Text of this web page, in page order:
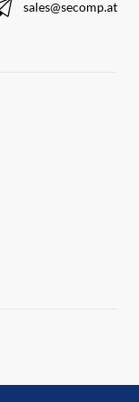
sales@secomp.at